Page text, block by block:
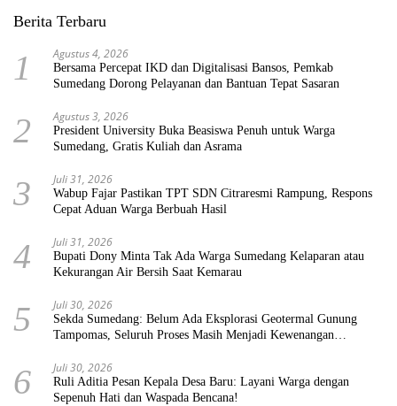
Berita Terbaru
1 Agustus 4, 2026
Bersama Percepat IKD dan Digitalisasi Bansos, Pemkab
Sumedang Dorong Pelayanan dan Bantuan Tepat Sasaran
2 Agustus 3, 2026
President University Buka Beasiswa Penuh untuk Warga
Sumedang, Gratis Kuliah dan Asrama
3 Juli 31, 2026
Wabup Fajar Pastikan TPT SDN Citraresmi Rampung, Respons
Cepat Aduan Warga Berbuah Hasil
4 Juli 31, 2026
Bupati Dony Minta Tak Ada Warga Sumedang Kelaparan atau
Kekurangan Air Bersih Saat Kemarau
5 Juli 30, 2026
Sekda Sumedang: Belum Ada Eksplorasi Geotermal Gunung
Tampomas, Seluruh Proses Masih Menjadi Kewenangan
6 Juli 30, 2026
Ruli Aditia Pesan Kepala Desa Baru: Layani Warga dengan
Sepenuh Hati dan Waspada Bencana!